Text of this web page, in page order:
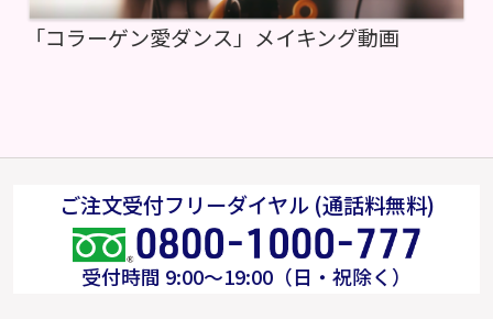
「コラーゲン愛ダンス」メイキング動画
ご注文受付フリーダイヤル (通話料無料)
受付時間 9:00～19:00（日・祝除く）